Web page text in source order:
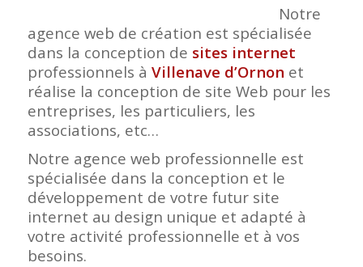
Notre
agence web de création est spécialisée
dans la conception de sites internet
professionnels à Villenave d’Ornon et
réalise la conception de site Web pour les
entreprises, les particuliers, les
associations, etc…
Notre agence web professionnelle est
spécialisée dans la conception et le
développement de votre futur site
internet au design unique et adapté à
votre activité professionnelle et à vos
besoins.